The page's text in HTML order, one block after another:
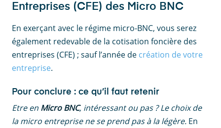
Entreprises (CFE) des Micro BNC
En exerçant avec le régime micro-BNC, vous serez
également redevable de la cotisation foncière des
entreprises (CFE) ; sauf l’année de création de votre
entreprise.
Pour conclure : ce qu’il faut retenir
Etre en Micro BNC, intéressant ou pas ? Le choix de
la micro entreprise ne se prend pas à la légère. En